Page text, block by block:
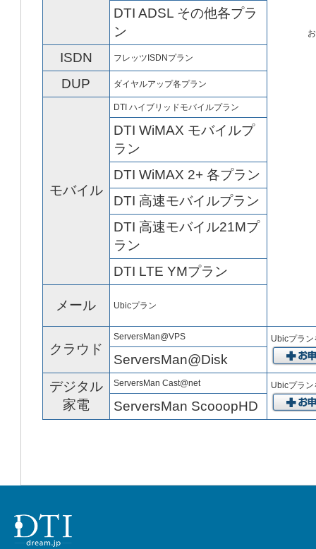
DTI ADSL その他各プラ
ン
ISDN
フレッツISDNプラン
DUP ダイヤルアップ各プラン
モバイル
DTI ハイブリッドモバイルプラン
DTI WiMAX モバイルプ
ラン
DTI WiMAX 2+ 各プラン
DTI 高速モバイルプラン
DTI 高速モバイル21Mプ
ラン
DTI LTE YMプラン
メール Ubicプラン
クラウド
ServersMan@VPS Ubicプラ
ServersMan@Disk
デジタル
家電
ServersMan Cast@net Ubicプラ
ServersMan ScooopHD